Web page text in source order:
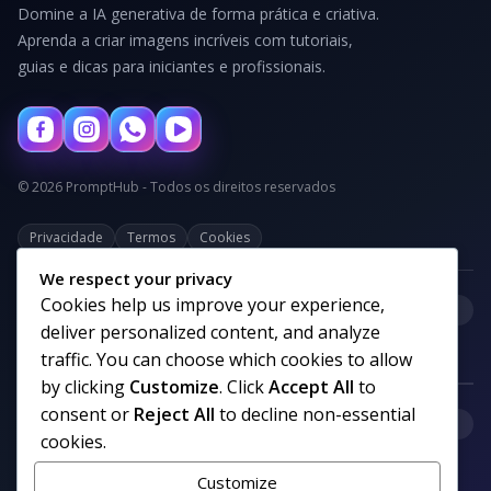
Domine a IA generativa de forma prática e criativa.
Aprenda a criar imagens incríveis com tutoriais,
guias e dicas para iniciantes e profissionais.
© 2026 PromptHub - Todos os direitos reservados
Privacidade Termos Cookies
Categorias
Links uteis
We respect your privacy
Cookies help us improve your experience,
deliver personalized content, and analyze
traffic. You can choose which cookies to allow
by clicking Customize. ClickAccept All to
consent or Reject All to decline non-essential
cookies.
Customize